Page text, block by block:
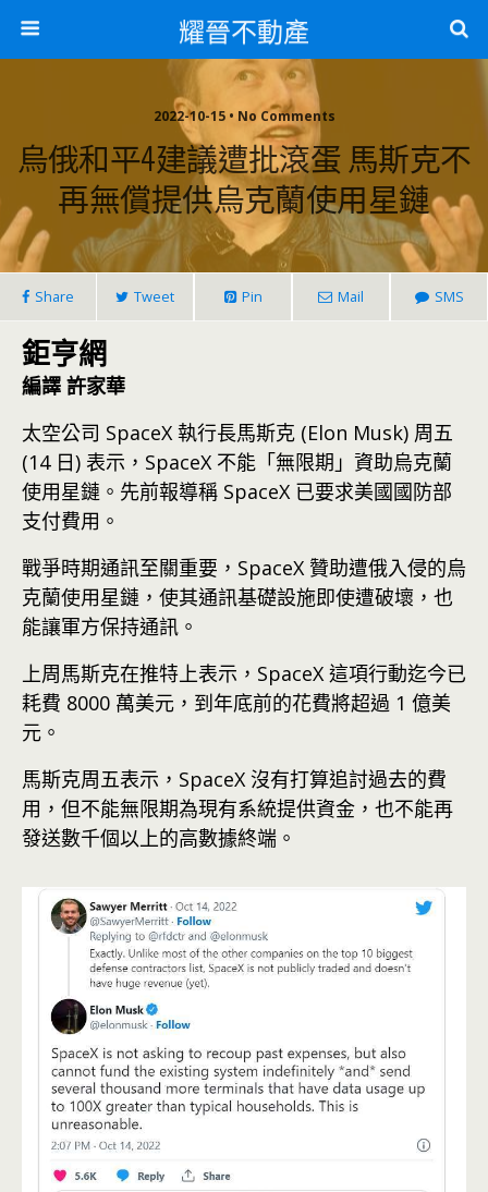
耀晉不動產
2022-10-15 • No Comments
烏俄和平4建議遭批滾蛋 馬斯克不
再無償提供烏克蘭使用星鏈
Share Tweet Pin Mail SMS
鉅亨網
編譯 許家華
太空公司 SpaceX 執行長馬斯克 (Elon Musk) 周五
(14 日) 表示，SpaceX 不能「無限期」資助烏克蘭
使用星鏈。先前報導稱 SpaceX 已要求美國國防部
支付費用。
戰爭時期通訊至關重要，SpaceX 贊助遭俄入侵的烏
克蘭使用星鏈，使其通訊基礎設施即使遭破壞，也
能讓軍方保持通訊。
上周馬斯克在推特上表示，SpaceX 這項行動迄今已
耗費 8000 萬美元，到年底前的花費將超過 1 億美
元。
馬斯克周五表示，SpaceX 沒有打算追討過去的費
用，但不能無限期為現有系統提供資金，也不能再
發送數千個以上的高數據終端。